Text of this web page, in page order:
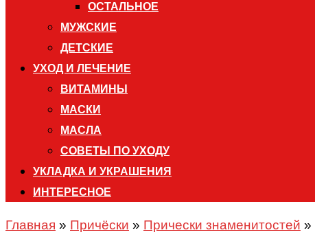
ОСТАЛЬНОЕ
МУЖСКИЕ
ДЕТСКИЕ
УХОД И ЛЕЧЕНИЕ
ВИТАМИНЫ
МАСКИ
МАСЛА
СОВЕТЫ ПО УХОДУ
УКЛАДКА И УКРАШЕНИЯ
ИНТЕРЕСНОЕ
Главная » Причёски » Прически знаменитостей »